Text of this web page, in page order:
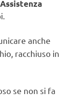
Assistenza
anche
racchiuso in
se non si fa